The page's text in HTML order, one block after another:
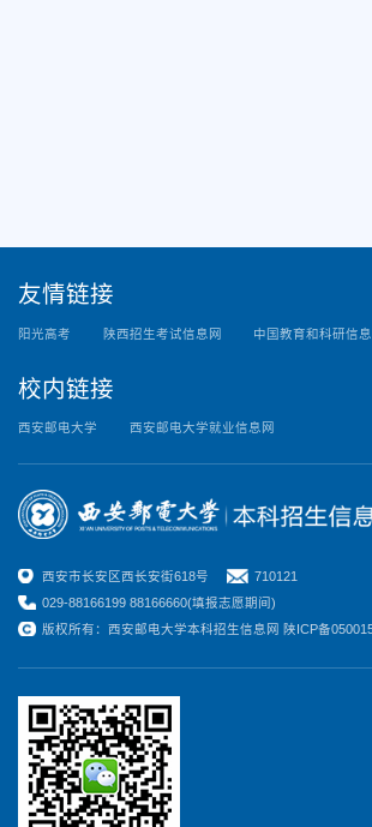
友情链接
阳光高考 陕西招生考试信息网 中国教育和科研信
校内链接
西安邮电大学 西安邮电大学就业信息网
西安市长安区西长安街618号
710121
029-88166199 88166660(填报志愿期间)
版权所有：西安邮电大学本科招生信息网 陕ICP备